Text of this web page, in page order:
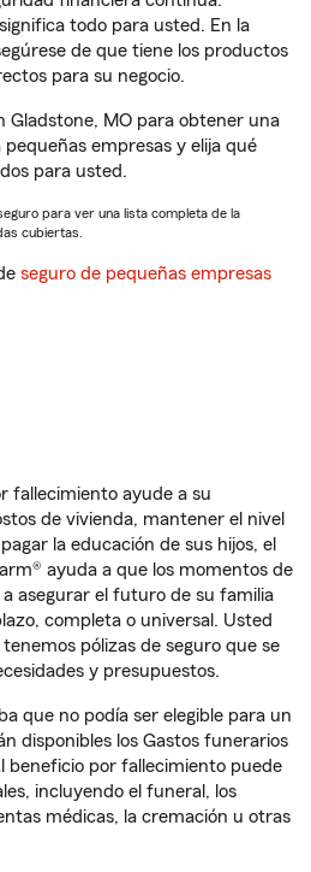
todo para usted. En la
de que tiene los productos
para su negocio.
Gladstone, MO para obtener una
empresas y elija qué
para usted.
para ver una lista completa de la
cubiertas.
seguro de pequeñas empresas
fallecimiento ayude a su
de vivienda, mantener el nivel
la educación de sus hijos, el
ayuda a que los momentos de
asegurar el futuro de su familia
completa o universal. Usted
pólizas de seguro que se
y presupuestos.
que no podía ser elegible para un
disponibles los Gastos funerarios
beneficio por fallecimiento puede
incluyendo el funeral, los
médicas, la cremación u otras